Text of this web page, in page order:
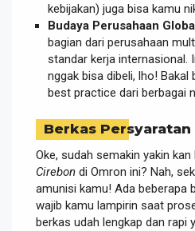
kebijakan) juga bisa kamu
Budaya Perusahaan
bagian dari perusahaan
standar kerja internasional.
nggak bisa dibeli, lho! Bakal
best practice dari berbagai
Berkas Persyaratan
Oke, sudah semakin yakin
Cirebon di Omron ini? Nah,
amunisi kamu! Ada beberapa
wajib kamu lampirin saat
berkas udah lengkap dan rapi